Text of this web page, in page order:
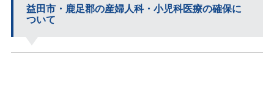
益田市・鹿足郡の産婦人科・小児科医療の確保に
ついて